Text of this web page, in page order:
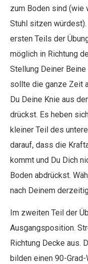
zum Boden sind (wie
Stuhl sitzen
ersten Teils der
möglich in Richtung
Stellung Deiner
sollte die ganze Zeit
Du Deine Knie aus
drückst. Es heben
kleiner Teil des
darauf, dass die
kommt und Du Dich
Boden abdrückst.
nach Deinem
Im zweiten Teil der
Ausgangsposition.
Richtung Decke aus.
bilden einen 90-